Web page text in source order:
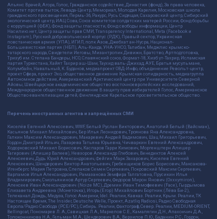
Альянс Врачей, Агора, Голос, Гражданское содействие, Династия (фонд), За права человека,
Комитет против пыток, Левада-Центр, Мемориал, Молодая Карелия, Московская школа
гражданского просвещения, Пермь-36, Ракурс, Русь Сидящая, Сахаровский центр, Сибирский
экологический центр, ИАЦ Сова, Союз комитетов солдатских матерей России, Фонд борьбы
с коррупцией (ФБК), Фонд защиты гласности, Фонд свободы информации, Центр
Насилию.нет, Центр защиты прав СМИ, Transparency International, Meta (Facebook и
Instagram), Русский добровольческий корпус (РДК), Правый сектор, Украинская
повстанческая армия (УПА), ИГИЛ, полк Азов, Джебхат ан-Нусра, Национал-
Большевистская партия (НБП), Аль-Каида, УНА-УНСО, Талибан, Меджлис крымско-
татарского народа, Свидетели Иеговы, Мизантропик Дивижн, Братство, Артподготовка,
Тризуб им. Степана Бандеры, НСО, Славянский союз, Формат-18, Хизб ут-Тахрир, Исламская
партия Туркестана, Хайят Тахрир аш-Шам, Таухид валь-Джихад, АУЕ, Братья мусульмане,
Колумбайн, Навальный, К. Буданов, медиапроект ОВД-Инфо, объединение Револьт-центр,
проект Сфера, проект Эхо, общественное движение Крымская солидарность, медиагруппа
Автономное действие, Американский Арктический центр при Университете Северной
Айовы, Швейцарское академическое общество восточноевропейских исследований,
Международное общественное движение В защиту прав избирателей Голос, Американское
Общество евангелизации детей, Финляндское Карельское просветительское общество.
Перечень иностранных агентов и запрещённых СМИ
Киселёв Евгений Алекссевич, WWF, Белый Руслан Викторович, Анатолий Белый (Вайсман),
Касьянов Михаил Михайлович, Бер Илья Леонидович, Троянова Яна Александровна,
Галкин Максим Александрович, Макаревич Андрей Вадимович, Шац Михаил Григорьевич,
Гордон Дмитрий Ильич, Лазарева Татьяна Юрьевна, Чичваркин Евгений Александрович,
Ходорковский Михаил Борисович, Каспаров Гарри Кимович, Моргенштерн Алишер
Тагирович (Алишер Валеев), Невзоров Александр Глебович, Венедиктов Алексей
Алексеевич, Дудь Юрий Александрович, Фейгин Марк Захарович, Киселев Евгений
Алексеевич, Шендерович Виктор Анатольевич, Гребенщиков Борис Борисович, Максакова-
Игенбергс Мария Петровна, Слепаков Семен Сергеевич, Покровский Максим Сергеевич,
Варламов Илья Александрович, Рамазанова Земфира Талгатовна, Прусикин Илья
Владимирович, Смольянинов Артур Сергеевич, Федоров Мирон Янович (Oxxxymiron),
Алексеев Иван Александрович (Noize MC), Дремин Иван Тимофеевич (Face), Гырдымова
Елизавета Андреевна (Монеточка), Игорь(Егор) Михайлович Бортник (Лёва Би-2),
Телеканал Дождь, Медуза, Голос Америки, Idel. Реалии, Кавказ. Реалии, Крым. Реалии, ТК
Настоящее Время, The Insider, Deutsche Welle, Проект, Azatliq Radiosi, Радио Свободная
Европа/Радио Свобода (PCE/PC), Сибирь. Реалии, Фактограф, Север. Реалии, MEDIUM-ORIENT,
Bellingcat, Пономарев Л. А., Савицкая Л.А., Маркелов С.Е., Камалягин Д.Н., Апахончич Д.А.,
Толоконникова Н.А., Гельман М.А., Шендерович В.А., Верзилов П.Ю., Баданин Р.С., Гордон,